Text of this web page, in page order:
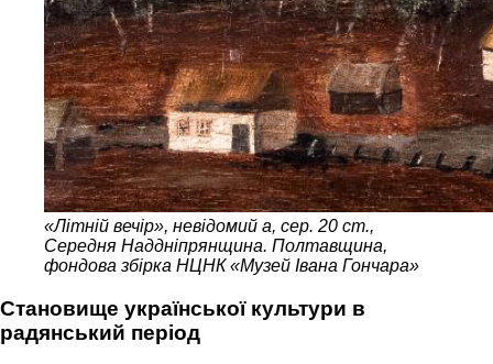
«Літній вечір», невідомий а, сер. 20 ст.,
Середня Наддніпрянщина. Полтавщина,
фондова збірка НЦНК «Музей Івана Гончара»
Становище української культури в
радянський період